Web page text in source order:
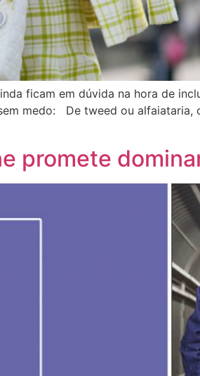
ficam em dúvida na hora de
medo: De tweed ou alfaiataria,
promete